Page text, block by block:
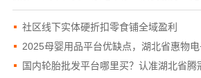
社区线下实体硬折扣零食铺全域盈利